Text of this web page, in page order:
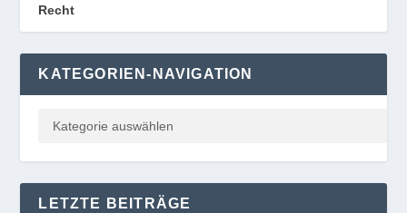
Recht
KATEGORIEN-NAVIGATION
LETZTE BEITRÄGE